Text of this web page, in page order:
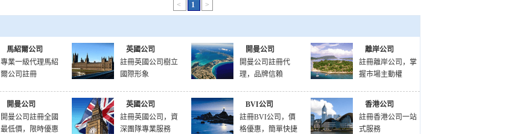
< 1 >
馬紹爾公司
專業一級代理馬紹
爾公司註冊
英國公司
註冊英國公司樹立
國際形象
開曼公司
開曼公司註冊代
理，品牌信賴
離岸公司
註冊離岸公司，掌
握市場主動權
開曼公司
開曼公司註冊全國
最低價，限時優惠
英國公司
註冊英國公司，資
深團隊專業服務
BVI公司
註冊BVI公司，價
格優惠，簡單快捷
香港公司
註冊香港公司一站
式服務